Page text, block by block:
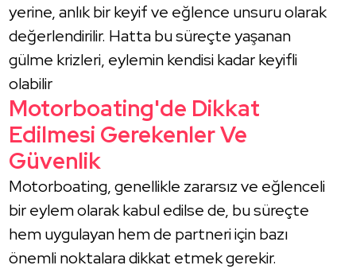
yerine, anlık bir keyif ve eğlence unsuru olarak
değerlendirilir. Hatta bu süreçte yaşanan
gülme krizleri, eylemin kendisi kadar keyifli
olabilir
Motorboating'de Dikkat
Edilmesi Gerekenler Ve
Güvenlik
Motorboating, genellikle zararsız ve eğlenceli
bir eylem olarak kabul edilse de, bu süreçte
hem uygulayan hem de partneri için bazı
önemli noktalara dikkat etmek gerekir.